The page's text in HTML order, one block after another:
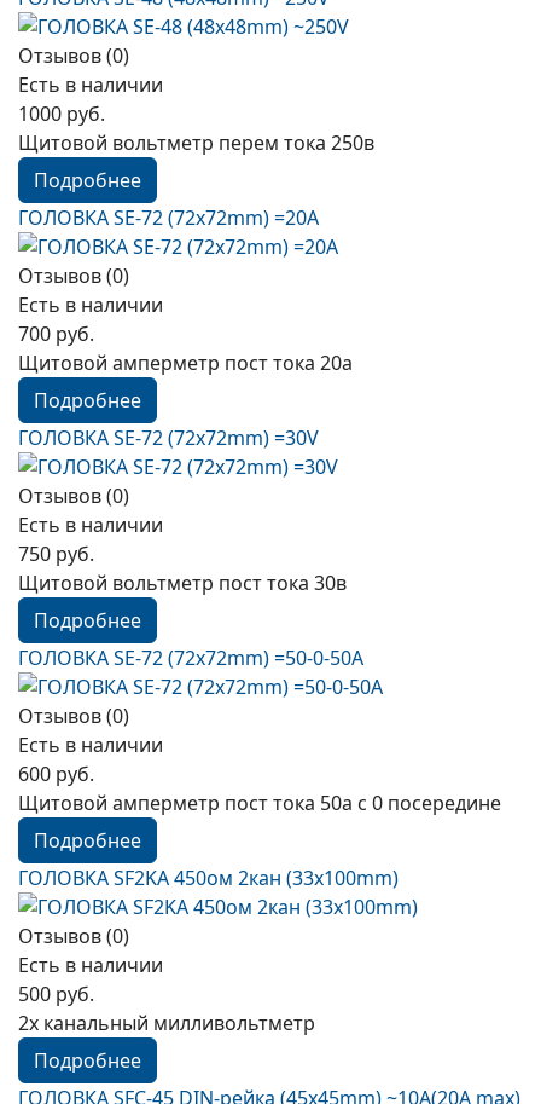
Отзывов (0)
Есть в наличии
1000 руб.
Щитовой вольтметр перем тока 250в
Подробнее
ГОЛОВКА SE-72 (72х72mm) =20А
Отзывов (0)
Есть в наличии
700 руб.
Щитовой амперметр пост тока 20а
Подробнее
ГОЛОВКА SE-72 (72х72mm) =30V
Отзывов (0)
Есть в наличии
750 руб.
Щитовой вольтметр пост тока 30в
Подробнее
ГОЛОВКА SE-72 (72х72mm) =50-0-50А
Отзывов (0)
Есть в наличии
600 руб.
Щитовой амперметр пост тока 50а с 0 посередине
Подробнее
ГОЛОВКА SF2KA 450ом 2кан (33x100mm)
Отзывов (0)
Есть в наличии
500 руб.
2х канальный милливольтметр
Подробнее
ГОЛОВКА SFC-45 DIN-рейка (45х45mm) ~10А(20A max)